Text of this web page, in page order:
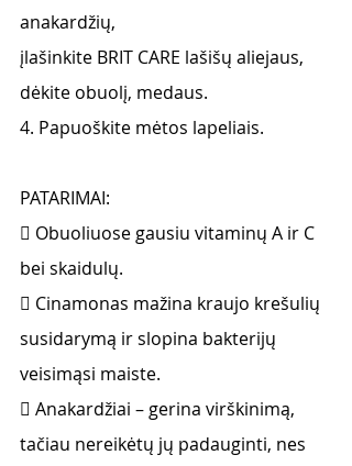
anakardžių,
įlašinkite BRIT CARE lašišų aliejaus,
dėkite obuolį, medaus.
4. Papuoškite mėtos lapeliais.
PATARIMAI:
 Obuoliuose gausiu vitaminų A ir C
bei skaidulų.
 Cinamonas mažina kraujo krešulių
susidarymą ir slopina bakterijų
veisimąsi maiste.
 Anakardžiai – gerina virškinimą,
tačiau nereikėtų jų padauginti, nes